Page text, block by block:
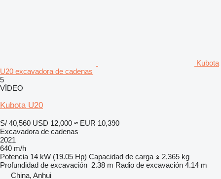
Kubota
U20 excavadora de cadenas
5
VÍDEO
Kubota U20
S/ 40,560 USD 12,000 ≈ EUR 10,390
Excavadora de cadenas
2021
640 m/h
Potencia 14 kW (19.05 Hp) Capacidad de carga
2,365 kg
Profundidad de excavación 2.38 m Radio de excavación 4.14 m
China, Anhui